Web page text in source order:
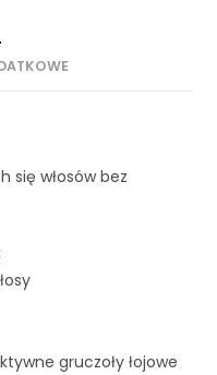
się włosów bez
gruczoły łojowe